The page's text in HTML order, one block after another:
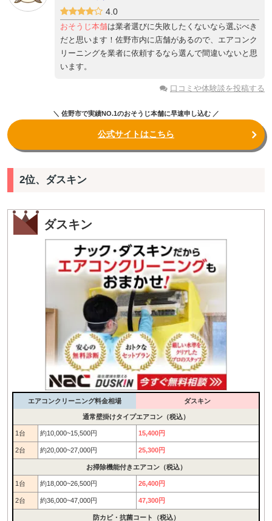
4.0
おそうじ本舗は業者選びに失敗したくないなら選ぶべき
だと思います！佐野市内に店舗があるので、エアコンク
リーニングを業者に依頼するなら選んで間違いないと思
います。
口コミや体験談を投稿する
＼ 佐野市で実績NO.1のおそうじ本舗に早速申し込む ／
公式サイトはこちら
2位、ダスキン
ダスキン
エアコンクリーニング料金相場 ダスキン
通常壁掛けタイプエアコン（税込）
1台 約10,000~15,500円 15,400円
2台 約20,000~27,000円 25,300円
お掃除機能付きエアコン（税込）
1台 約18,000~26,500円 26,400円
2台 約36,000~47,000円 47,300円
防カビ・抗菌コート（税込）